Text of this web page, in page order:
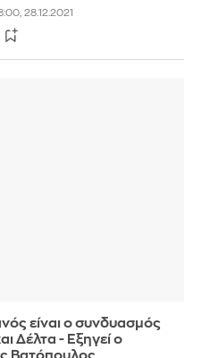
28.12.2021
είναι ο συνδυασμός
Δέλτα - Εξηγεί ο